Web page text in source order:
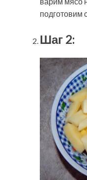
подготовим
Шаг 2: